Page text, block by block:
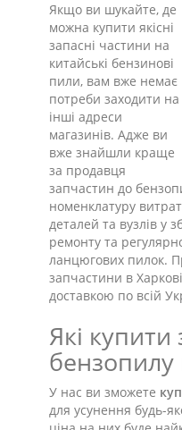
Якщо ви шукайте, де
можна купити якісні
запасні частини на
китайські бензинові
пили, вам вже немає
потреби заходити на
інші адреси
магазинів. Адже ви
вже знайшли краще
за продавця
запчастин до
номенклатуру
деталей та вузлів у
ремонту та
ланцюгових пилок.
запчастини в
доставкою по всій
Які
бензопилу
У нас ви зможете
для усунення будь-